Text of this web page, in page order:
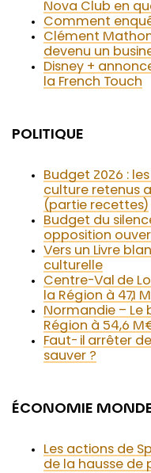
Nova Club en
Comment
Clément
devenu un
Disney +
la French Touch
POLITIQUE
Budget 2026 :
culture retenus
(partie recettes)
Budget du
opposition
Vers un Livre
culturelle
Centre-Val de
la Région à 47,1
Normandie – Le
Région à 54,6
Faut-il arrêter
sauver ?
ÉCONOMIE
Les actions de
de la hausse de